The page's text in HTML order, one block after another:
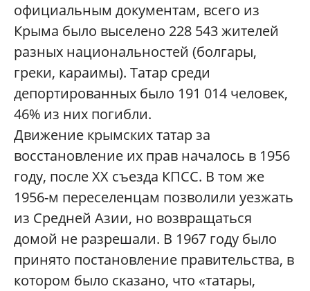
официальным документам, всего из
Крыма было выселено 228 543 жителей
разных национальностей (болгары,
греки, караимы). Татар среди
депортированных было 191 014 человек,
46% из них погибли.
Движение крымских татар за
восстановление их прав началось в 1956
году, после XX съезда КПСС. В том же
1956-м переселенцам позволили уезжать
из Средней Азии, но возвращаться
домой не разрешали. В 1967 году было
принято постановление правительства, в
котором было сказано, что «татары,